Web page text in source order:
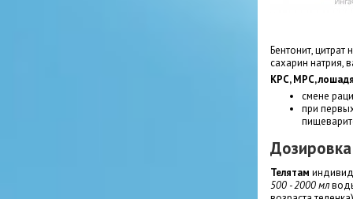
Бентонит,
сахарин натрия,
КРС, МРС,
смене
при
Дозировка
Телятам
500 - 2000 мл